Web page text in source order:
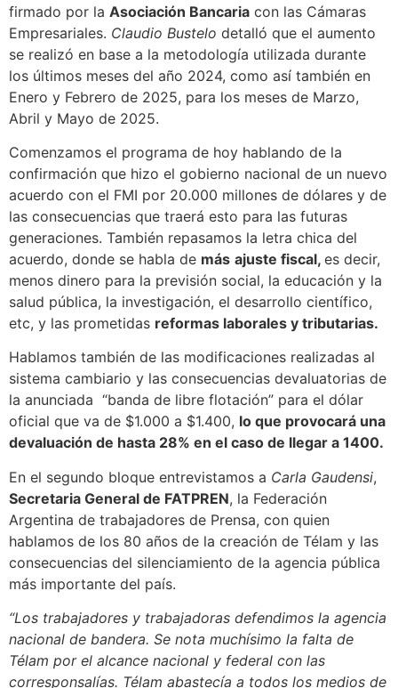
firmado por la Asociación Bancaria con las Cámaras
Empresariales. Claudio Bustelo detalló que el aumento
se realizó en base a la metodología utilizada durante
los últimos meses del año 2024, como así también en
Enero y Febrero de 2025, para los meses de Marzo,
Abril y Mayo de 2025.
Comenzamos el programa de hoy hablando de la
confirmación que hizo el gobierno nacional de un nuevo
acuerdo con el FMI por 20.000 millones de dólares y de
las consecuencias que traerá esto para las futuras
generaciones. También repasamos la letra chica del
acuerdo, donde se habla de más ajuste fiscal, es decir,
menos dinero para la previsión social, la educación y la
salud pública, la investigación, el desarrollo científico,
etc, y las prometidas reformas laborales y tributarias.
Hablamos también de las modificaciones realizadas al
sistema cambiario y las consecuencias devaluatorias de
la anunciada “banda de libre flotación” para el dólar
oficial que va de $1.000 a $1.400, lo que provocará una
devaluación de hasta 28% en el caso de llegar a 1400.
En el segundo bloque entrevistamos a Carla Gaudensi,
Secretaria General de FATPREN, la Federación
Argentina de trabajadores de Prensa, con quien
hablamos de los 80 años de la creación de Télam y las
consecuencias del silenciamiento de la agencia pública
más importante del país.
“Los trabajadores y trabajadoras defendimos la agencia
nacional de bandera. Se nota muchísimo la falta de
Télam por el alcance nacional y federal con las
corresponsalías. Télam abastecía a todos los medios de